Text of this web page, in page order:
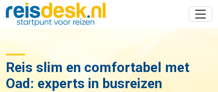
Reis slim en comfortabel met
Oad: experts in busreizen